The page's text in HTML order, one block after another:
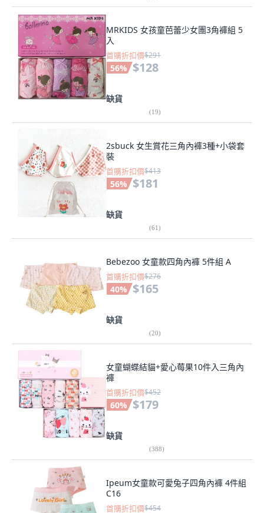
MRKIDS 女孩童芭蕾少女團3角褲組 5
入
首購折扣價$291
56% $128
缺貨
(19)
2sbuck 女生賞花三角內褲3種+小袋套
裝
首購折扣價$413
56% $181
缺貨
(61)
Bebezoo 女童款四角內褲 5件組 A
首購折扣價$276
40% $165
缺貨
(20)
女童蝴蝶結貓+愛心莓果10件入三角內
褲
首購折扣價$452
60% $179
缺貨
(388)
Ipeum女童款可愛兔子四角內褲 4件組
C16
首購折扣價$454